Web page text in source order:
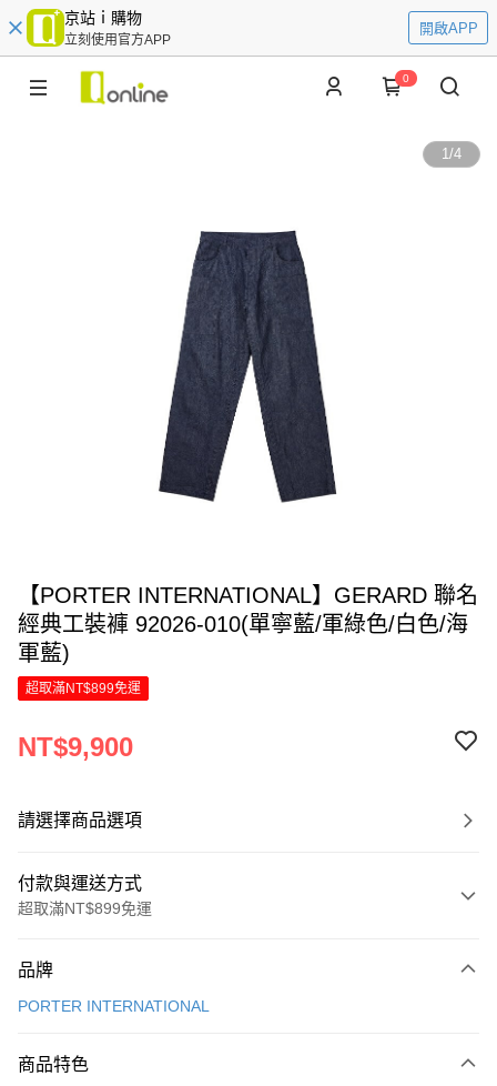
京站ｉ購物
立刻使用官方APP
開啟APP
0
1/4
【PORTER INTERNATIONAL】GERARD 聯名
經典工裝褲 92026-010(單寧藍/軍綠色/白色/海
軍藍)
超取滿NT$899免運
NT$9,900
請選擇商品選項
付款與運送方式
超取滿NT$899免運
信用卡一次付款
6 期 0 利率 每期
品牌
PORTER INTERNATIONAL
商品特色